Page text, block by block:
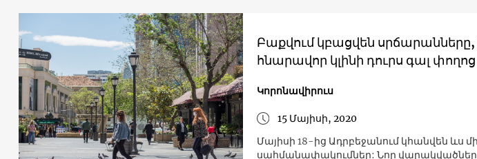
Բաքվում կբացվեն
հնարավոր կլինի դուրս գալ
Կորոնավիրուս
15 Մայիսի, 2020
Մայիսի 18-ից Ադրբեջանում կհանվեն ևս
սահմանափակումներ: Նոր